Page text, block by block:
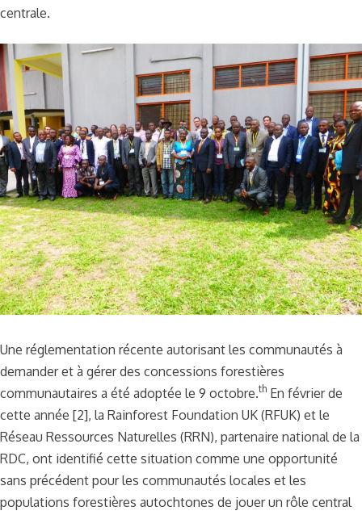
centrale.
Une réglementation récente autorisant les communautés à
demander et à gérer des concessions forestières
communautaires a été adoptée le 9 octobre.th En février de
cette année [2], la Rainforest Foundation UK (RFUK) et le
Réseau Ressources Naturelles (RRN), partenaire national de la
RDC, ont identifié cette situation comme une opportunité
sans précédent pour les communautés locales et les
populations forestières autochtones de jouer un rôle central